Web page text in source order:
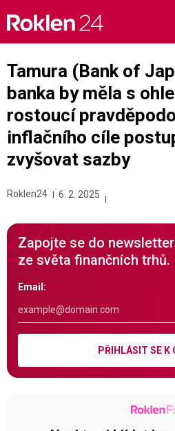
content
Tamura (Bank of
banka by měla s
rostoucí
inflačního cíle
zvyšovat sazby
Roklen24 6. 2. 2025
Zapojte se do
ze světa finančních trhů.
Email:
PŘIHLÁSIT SE K